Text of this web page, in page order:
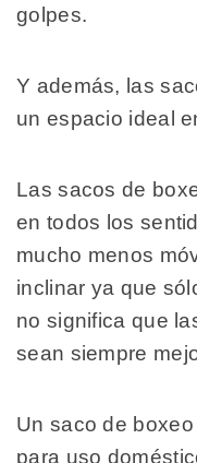
golpes.
Y además, las
un espacio ideal
Las sacos de
en todos los
mucho menos
inclinar ya que
no significa que
sean siempre
Un saco de
para uso